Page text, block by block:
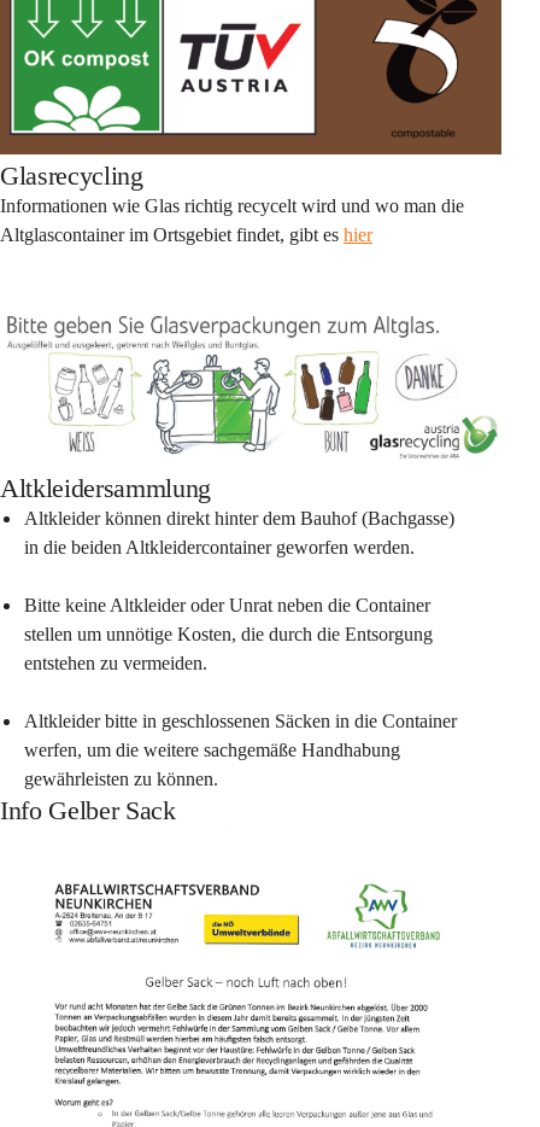
Glasrecycling
Informationen wie Glas richtig recycelt wird und wo man die
Altglascontainer im Ortsgebiet findet, gibt es hier
Altkleidersammlung
Altkleider können direkt hinter dem Bauhof (Bachgasse)
in die beiden Altkleidercontainer geworfen werden.
Bitte keine Altkleider oder Unrat neben die Container
stellen um unnötige Kosten, die durch die Entsorgung
entstehen zu vermeiden.
Altkleider bitte in geschlossenen Säcken in die Container
werfen, um die weitere sachgemäße Handhabung
gewährleisten zu können.
Info Gelber Sack